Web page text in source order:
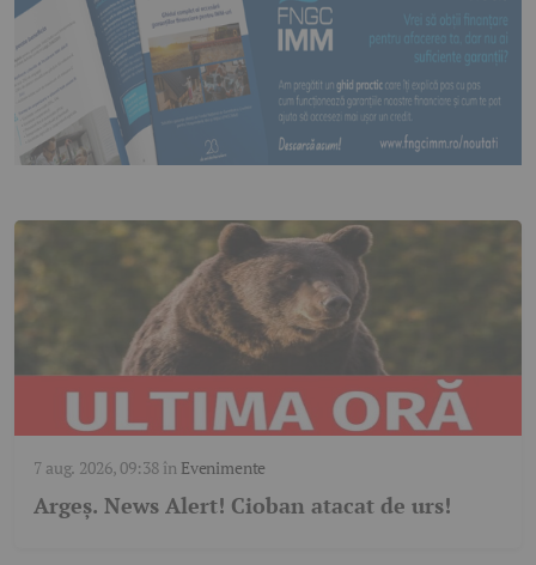
7 aug. 2026, 09:38în Evenimente
Argeş. News Alert! Cioban atacat de urs!